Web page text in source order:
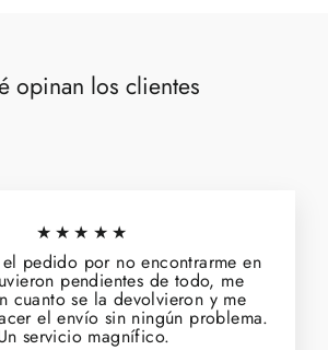
opinan los clientes
★★★★★
pedido por no encontrarme en
pendientes de todo, me
cuanto se la devolvieron y me
el envío sin ningún problema.
servicio magnífico.